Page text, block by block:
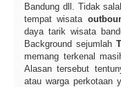
Bandung dll. Tidak
tempat wisata
daya tarik wisata
Background sejumlah
memang terkenal
Alasan tersebut
atau warga perkotaan